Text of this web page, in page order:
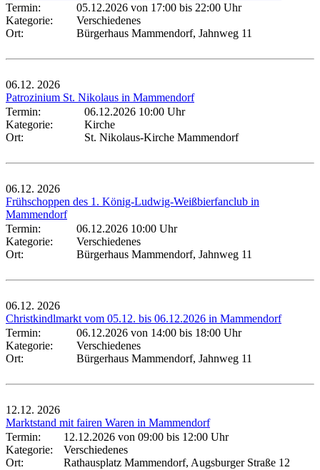
Termin:
05.12.2026 von 17:00 bis 22:00 Uhr
Kategorie:
Verschiedenes
Ort:
Bürgerhaus Mammendorf, Jahnweg 11
06.12. 2026
Patrozinium St. Nikolaus in Mammendorf
Termin:
06.12.2026 10:00 Uhr
Kategorie:
Kirche
Ort:
St. Nikolaus-Kirche Mammendorf
06.12. 2026
Frühschoppen des 1. König-Ludwig-Weißbierfanclub in
Mammendorf
Termin:
06.12.2026 10:00 Uhr
Kategorie:
Verschiedenes
Ort:
Bürgerhaus Mammendorf, Jahnweg 11
06.12. 2026
Christkindlmarkt vom 05.12. bis 06.12.2026 in Mammendorf
Termin:
06.12.2026 von 14:00 bis 18:00 Uhr
Kategorie:
Verschiedenes
Ort:
Bürgerhaus Mammendorf, Jahnweg 11
12.12. 2026
Marktstand mit fairen Waren in Mammendorf
Termin:
12.12.2026 von 09:00 bis 12:00 Uhr
Kategorie:
Verschiedenes
Ort:
Rathausplatz Mammendorf, Augsburger Straße 12